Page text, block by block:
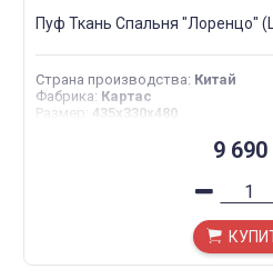
Пуф Ткань Спальня "Лоренцо"
Страна производства: Китай
Фабрика: Картас
Размер : 435х330х480
9 690